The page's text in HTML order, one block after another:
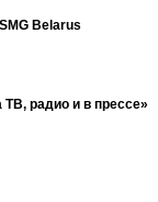
Belarus
ТВ, радио и в прессе»